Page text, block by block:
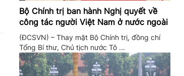
Bộ Chính trị ban hành Nghị quyết về
công tác người Việt Nam ở nước ngoài
(ĐCSVN) – Thay mặt Bộ Chính trị, đồng chí
Tổng Bí thư, Chủ tịch nước Tô ...